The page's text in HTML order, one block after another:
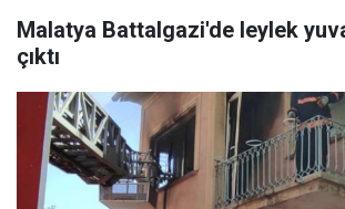
Malatya Battalgazi'de leylek
çıktı